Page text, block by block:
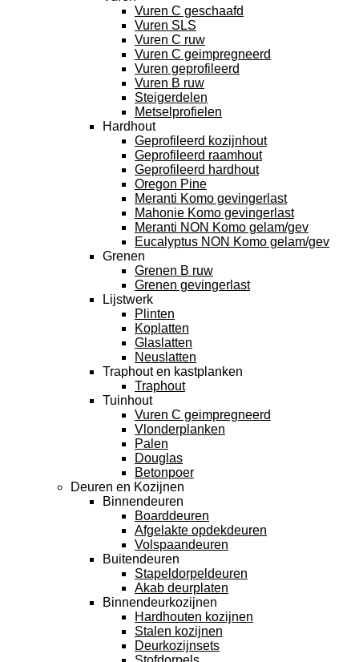
Vuren C geschaafd
Vuren SLS
Vuren C ruw
Vuren C geimpregneerd
Vuren geprofileerd
Vuren B ruw
Steigerdelen
Metselprofielen
Hardhout
Geprofileerd kozijnhout
Geprofileerd raamhout
Geprofileerd hardhout
Oregon Pine
Meranti Komo gevingerlast
Mahonie Komo gevingerlast
Meranti NON Komo gelam/gev
Eucalyptus NON Komo gelam/gev
Grenen
Grenen B ruw
Grenen gevingerlast
Lijstwerk
Plinten
Koplatten
Glaslatten
Neuslatten
Traphout en kastplanken
Traphout
Tuinhout
Vuren C geimpregneerd
Vlonderplanken
Palen
Douglas
Betonpoer
Deuren en Kozijnen
Binnendeuren
Boarddeuren
Afgelakte opdekdeuren
Volspaandeuren
Buitendeuren
Stapeldorpeldeuren
Akab deurplaten
Binnendeurkozijnen
Hardhouten kozijnen
Stalen kozijnen
Deurkozijnsets